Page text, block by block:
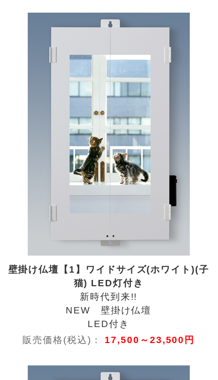
壁掛け仏壇【1】ワイドサイズ(ホワイト)(子
猫) LED灯付き
新時代到来!!
NEW 壁掛け仏壇
LED付き
販売価格(税込)： 17,500～23,500円